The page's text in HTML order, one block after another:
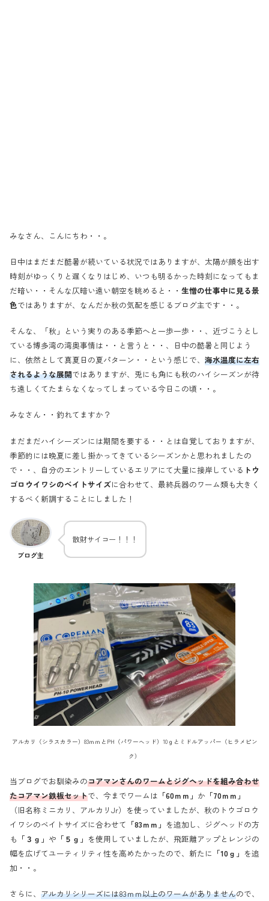
みなさん、こんにちわ・・。
日中はまだまだ酷暑が続いている状況ではありますが、太陽が顔を出す
時刻がゆっくりと遅くなりはじめ、いつも明るかった時刻になってもま
だ暗い・・そんな仄暗い遠い朝空を眺めると・・ 生憎の仕事中に見る景
色ではありますが、なんだか秋の気配を感じるブログ主です・・。
そんな、「秋」という実りのある季節へと一歩一歩・・、近づこうとし
ている博多湾の湾奥事情は・・と言うと・・、日中の酷暑と同じよう
に、依然として真夏日の夏パターン・・という感じで、 海水温度に左右
されるような展開ではありますが、兎にも角にも秋のハイシーズンが待
ち遠しくてたまらなくなってしまっている今日この頃・・。
みなさん・・釣れてますか？
まだまだハイシーズンには期間を要する・・とは自覚しておりますが、
季節的には晩夏に差し掛かってきているシーズンかと思われましたの
で・・、自分のエントリーしているエリアにて大量に接岸している トウ
ゴロウイワシのベイトサイズに合わせて、最終兵器のワーム類も大きく
するべく新調することにしました！
ブログ主
散財サイコー！！！
アルカリ（シラスカラー）83ｍｍとPH（パワーヘッド）10ｇとミドルアッパー（ヒラメピン
ク）
当ブログでお馴染みのコアマンさんのワームとジグヘッドを組み合わせ
たコアマン鉄板セットで、今までワームは 「60ｍｍ」 か 「70ｍｍ」
（旧名称ミニカリ、アルカリJr）を使っていましたが、秋のトウゴロウ
イワシのベイトサイズに合わせて 「83ｍｍ」 を追加し、ジグヘッドの方
も 「３ｇ」 や 「５ｇ」 を使用していましたが、飛距離アップとレンジの
幅を広げてユーティリティ性を高めたかったので、新たに 「10ｇ」 を追
加・・。
さらに、 アルカリシリーズには83ｍｍ以上のワームがありませんので、